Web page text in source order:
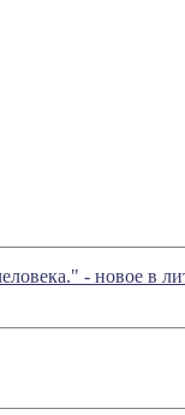
- новое в